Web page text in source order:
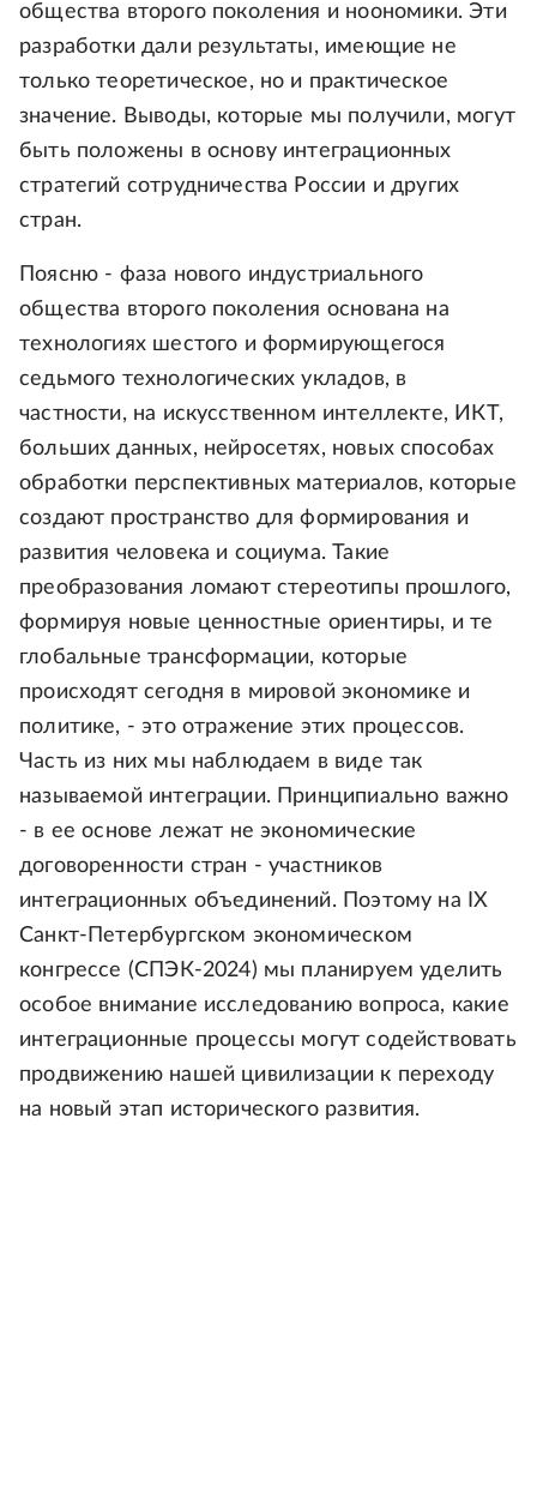
общества второго поколения и ноономики. Эти
разработки дали результаты, имеющие не
только теоретическое, но и практическое
значение. Выводы, которые мы получили, могут
быть положены в основу интеграционных
стратегий сотрудничества России и других
стран.
Поясню - фаза нового индустриального
общества второго поколения основана на
технологиях шестого и формирующегося
седьмого технологических укладов, в
частности, на искусственном интеллекте, ИКТ,
больших данных, нейросетях, новых способах
обработки перспективных материалов, которые
создают пространство для формирования и
развития человека и социума. Такие
преобразования ломают стереотипы прошлого,
формируя новые ценностные ориентиры, и те
глобальные трансформации, которые
происходят сегодня в мировой экономике и
политике, - это отражение этих процессов.
Часть из них мы наблюдаем в виде так
называемой интеграции. Принципиально важно
- в ее основе лежат не экономические
договоренности стран - участников
интеграционных объединений. Поэтому на IX
Санкт-Петербургском экономическом
конгрессе (СПЭК-2024) мы планируем уделить
особое внимание исследованию вопроса, какие
интеграционные процессы могут содействовать
продвижению нашей цивилизации к переходу
на новый этап исторического развития.